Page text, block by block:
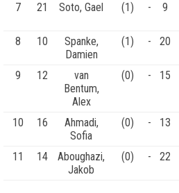
7 21 Soto, Gael (1) - 9
8 10
Spanke,
Damien
(1) - 20
9 12
van
Bentum,
Alex
(0) - 15
10 16
Ahmadi,
Sofia
(0) - 13
11 14
Aboughazi,
Jakob
(0) - 22